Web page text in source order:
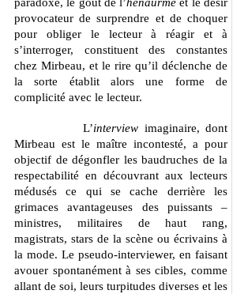
provocateur de surprendre et de choquer
pour obliger le lecteur à réagir et à
s’interroger, constituent des constantes
chez Mirbeau, et le rire qu’il déclenche de
la sorte établit alors une forme de
complicité avec le lecteur.
L’interview imaginaire, dont
Mirbeau est le maître incontesté, a pour
objectif de dégonfler les baudruches de la
respectabilité en découvrant aux lecteurs
médusés ce qui se cache derrière les
grimaces avantageuses des puissants –
ministres, militaires de haut rang,
magistrats, stars de la scène ou écrivains à
la mode. Le pseudo-interviewer, en faisant
avouer spontanément à ses cibles, comme
allant de soi, leurs turpitudes diverses et les